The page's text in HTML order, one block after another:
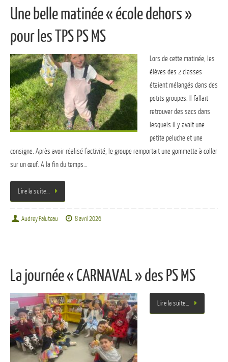
Une belle matinée « école dehors »
pour les TPS PS MS
Lors de cette matinée, les
élèves des 2 classes
étaient mélangés dans des
petits groupes. Il fallait
retrouver des sacs dans
lesquels il y avait une
petite peluche et une
consigne. Après avoir réalisé l’activité, le groupe remportait une gommette à coller
sur un œuf. A la fin du temps…
Lire la suite…
Audrey Paluteau 8 avril 2026
La journée « CARNAVAL » des PS MS
Lire la suite…